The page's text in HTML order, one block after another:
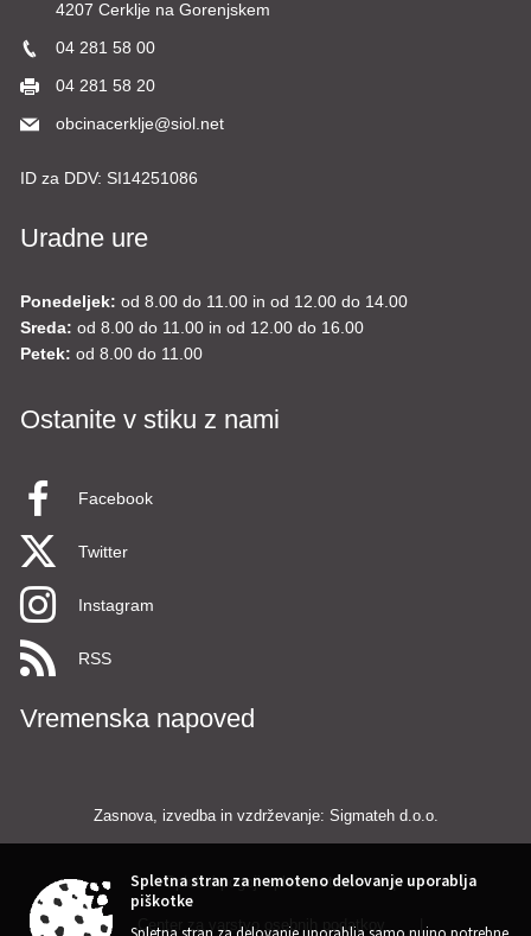
4207 Cerklje na Gorenjskem
04 281 58 00
04 281 58 20
obcinacerklje@siol.net
ID za DDV: SI14251086
Uradne ure
Ponedeljek: od 8.00 do 11.00 in od 12.00 do 14.00
Sreda: od 8.00 do 11.00 in od 12.00 do 16.00
Petek: od 8.00 do 11.00
Ostanite v stiku z nami
Facebook
Twitter
Instagram
RSS
Vremenska napoved
Zasnova, izvedba in vzdrževanje: Sigmateh d.o.o.
Splošni pogoji spletne strani |
Center za varstvo osebnih podatkov
Spletna stran za nemoteno delovanje uporablja
piškotke